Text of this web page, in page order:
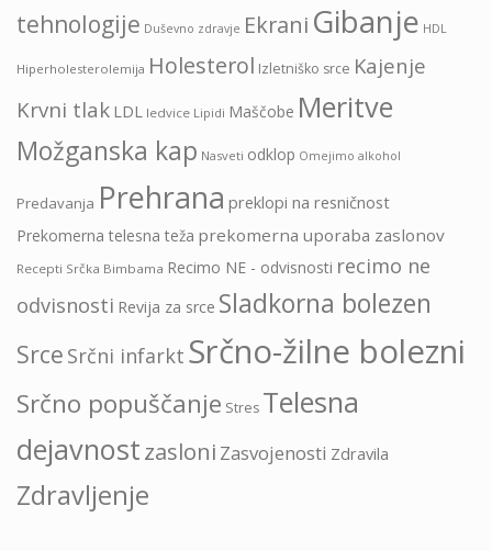
tehnologije Duševno zdravje Ekrani Gibanje HDL
Hiperholesterolemija Holesterol Izletniško srce Kajenje
Krvni tlak LDL ledvice Lipidi Maščobe Meritve
Možganska kap Nasveti odklop Omejimo alkohol
Predavanja Prehrana preklopi na resničnost
Prekomerna telesna teža prekomerna uporaba zaslonov
Recepti Srčka Bimbama Recimo NE - odvisnosti recimo ne
odvisnosti Revija za srce Sladkorna bolezen
Srce Srčni infarkt Srčno-žilne bolezni
Srčno popuščanje Stres Telesna
dejavnostzasloni Zasvojenosti Zdravila
Zdravljenje